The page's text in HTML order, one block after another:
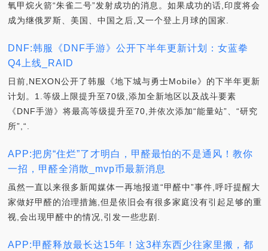
氧甲烷火箭“朱雀二号”发射成功的消息。如果成功的话,印度将会
成为继俄罗斯、美国、中国之后,又一个登上月球的国家.
DNF:韩服《DNF手游》公开下半年更新计划：女蓝拳
Q4上线_RAID
日前,NEXON公开了韩服《地下城与勇士Mobile》的下半年更新
计划。1.等级上限提升至70级,添加全新地区以及战斗要素
《DNF手游》将最高等级提升至70,并依次添加“能量站”、“研究
所”,“.
APP:把房“住烂”了才明白，甲醛最怕的不是通风！教你
一招，甲醛全消散_mvp币最新消息
虽然一直以来很多新闻媒体一再地报道“甲醛中”事件,呼吁提醒大
家做好甲醛的治理措施,但是依旧会有很多家庭没有引起足够的重
视,会出现甲醛中的情况,引发一些悲剧.
APP:甲醛释放最长达15年！这3样东西少往家里搬，都